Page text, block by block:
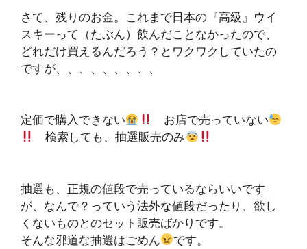
さて、残りのお金。これまで日本の『高級』ウイ
スキーって（たぶん）飲んだことなかったので、
どれだけ買えるんだろう？とワクワクしていたの
ですが、、、、、、、、、
定価で購入できない
お店で売っていない
検索しても、抽選販売のみ
抽選も、正規の値段で売っているならいいです
が、なんで？っていう法外な値段だったり、欲し
くないものとのセット販売ばかりです。
そんな邪道な抽選はごめん
です。